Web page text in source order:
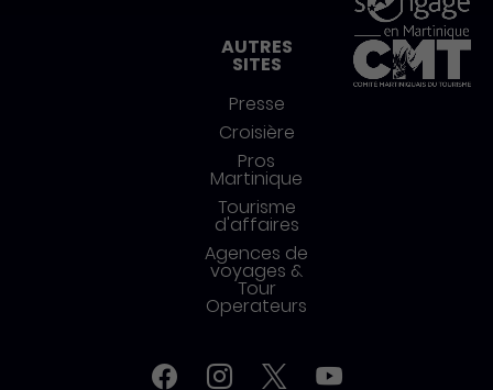
AUTRES
SITES
Presse
Croisière
Pros
Martinique
Tourisme
d'affaires
Agences de
voyages &
Tour
Operateurs
FacebookInstagramTwitterYouTube